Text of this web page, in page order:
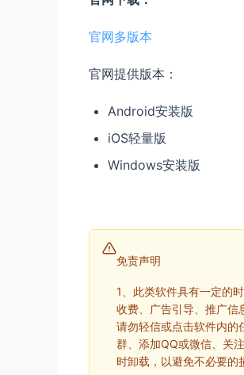
官网多版本
官网提供版本：
Android安装版
iOS轻量版
Windows安装版
免责声明
1、此类软件具有一定的
收费、广告引导、推广信
请勿轻信或点击软件内的
群、添加QQ或微信、关
时卸载，以避免不必要的